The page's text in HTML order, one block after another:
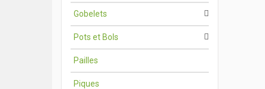
Gobelets
Pots et Bols
Pailles
Piques